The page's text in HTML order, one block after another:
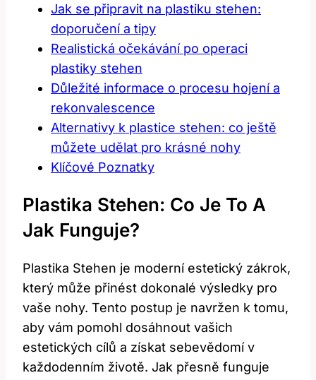
Jak se připravit na plastiku stehen:
doporučení a‍ tipy
Realistická očekávání po operaci‌
plastiky stehen
Důležité informace o procesu hojení a
rekonvalescence
Alternativy k plastice stehen: co ještě
můžete udělat pro krásné nohy
Klíčové Poznatky
Plastika Stehen: Co Je​ To‍ A
Jak Funguje?
Plastika Stehen je moderní estetický zákrok,
který může‌ přinést dokonalé výsledky pro
vaše nohy. Tento postup‍ je navržen k tomu,
aby vám pomohl dosáhnout vašich
⁢estetických cílů a získat‍ sebevědomí v
každodenním životě. Jak přesně funguje